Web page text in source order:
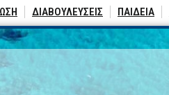
ΔΙΑΒΟΥΛΕΥΣΕΙΣ ΠΑΙΔΕΙΑ